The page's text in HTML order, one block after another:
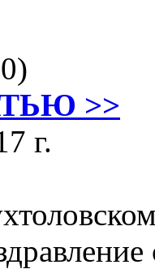
>>
г.